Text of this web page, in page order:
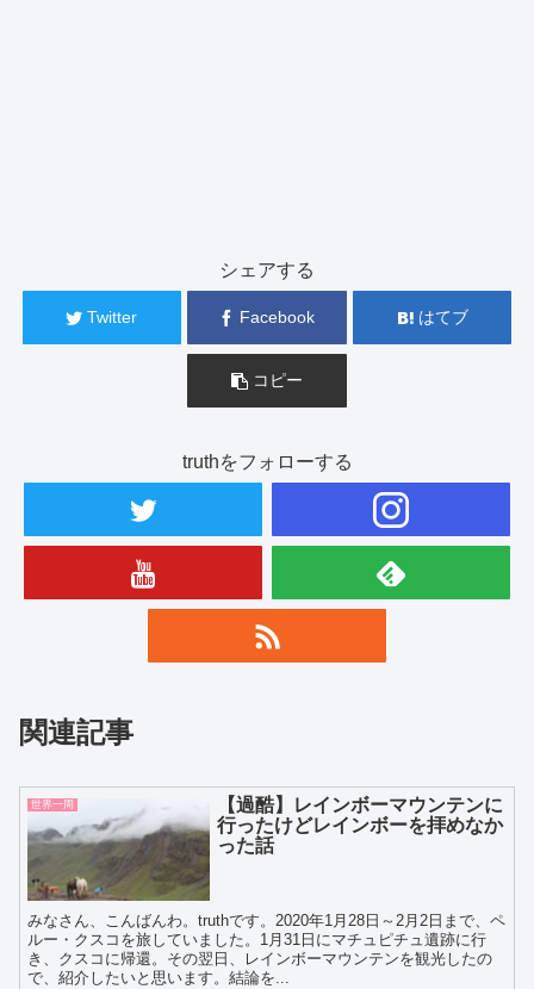
シェアする
Twitter Facebook はてブ
コピー
truthをフォローする
関連記事
世界一周
【過酷】レインボーマウンテンに
行ったけどレインボーを拝めなか
った話
みなさん、こんばんわ。truthです。2020年1月28日～2月2日まで、ペ
ルー・クスコを旅していました。1月31日にマチュピチュ遺跡に行
き、クスコに帰還。その翌日、レインボーマウンテンを観光したの
で、紹介したいと思います。結論を...